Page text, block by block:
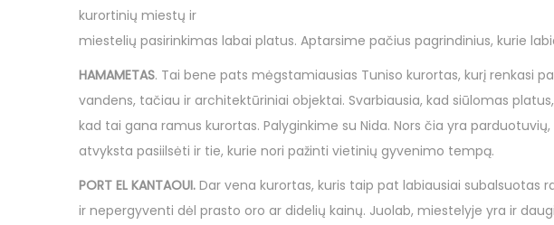
kurortinių miestų ir
miestelių pasirinkimas labai platus. Aptarsime pačius pagrindinius, kurie
HAMAMETAS. Tai bene pats mėgstamiausias Tuniso kurortas, kurį renkasi
vandens, tačiau ir architektūriniai objektai. Svarbiausia, kad siūlomas
kad tai gana ramus kurortas. Palyginkime su Nida. Nors čia yra
atvyksta pasiilsėti ir tie, kurie nori pažinti vietinių gyvenimo tempą.
PORT EL KANTAOUI. Dar vena kurortas, kuris taip pat labiausiai subalsuotas
ir nepergyventi dėl prasto oro ar didelių kainų. Juolab, miestelyje yra ir